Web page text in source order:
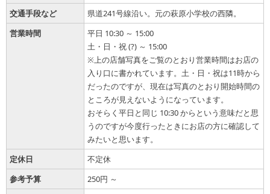
交通手段など
県道241号線沿い。元の萩原小学校の西隣。
営業時間
平日 10:30 ～ 15:00
土・日・祝 (?) ～ 15:00
※上の店舗写真をご覧のとおり営業時間はお店の
入り口に書かれています。土・日・祝は11時から
だったのですが、現在は写真のとおり開始時間の
ところが見えないようになっています。
おそらく平日と同じ 10:30 からという意味だと思
うのですが今度行ったときにお店の方に確認して
みたいと思います。
定休日
不定休
参考予算
250円 ～